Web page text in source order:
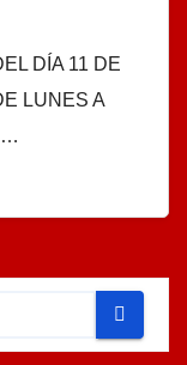
DÍA 11 DE
LUNES A